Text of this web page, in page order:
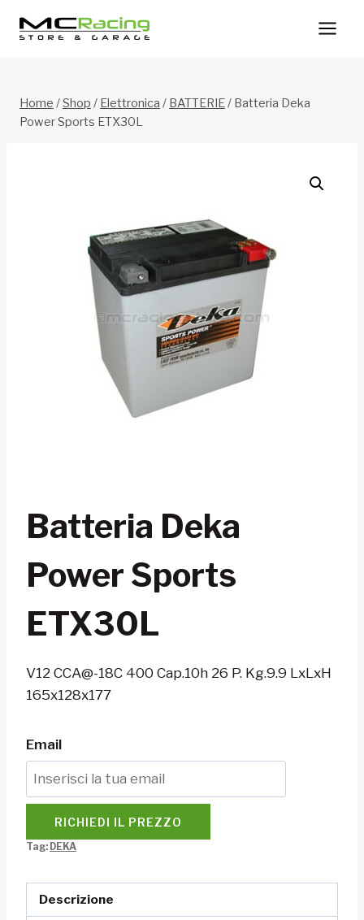
Home /Shop / Elettronica / BATTERIE/ Batteria Deka
Power Sports ETX30L
Batteria Deka
Power Sports
ETX30L
V12 CCA@-18C 400 Cap.10h 26 P. Kg.9.9 LxLxH
165x128x177
Email
RICHIEDI IL PREZZO
Tag: DEKA
Descrizione